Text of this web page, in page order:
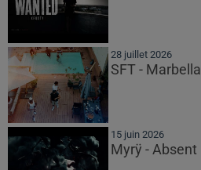
28 juillet 2026
SFT - Marbella
15 juin 2026
Myrÿ - Absent